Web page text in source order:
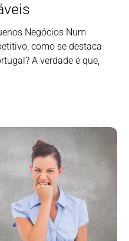
Negócios Num
como se destaca
A verdade é que,